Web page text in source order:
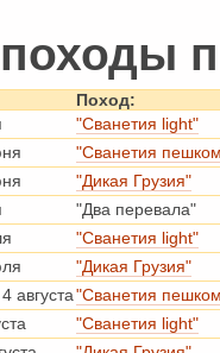
Поход:
"Сванетия light"
"Сванетия
"Дикая Грузия"
"Два перевала"
"Сванетия light"
"Дикая Грузия"
4 августа"Сванетия
"Сванетия light"